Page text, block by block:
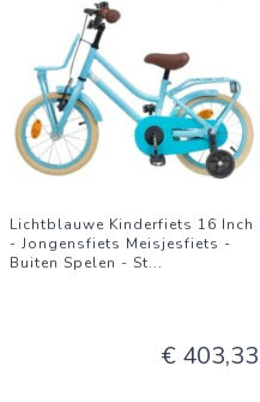
Lichtblauwe Kinderfiets 16 Inch
- Jongensfiets Meisjesfiets -
Buiten Spelen - St...
€ 403,33